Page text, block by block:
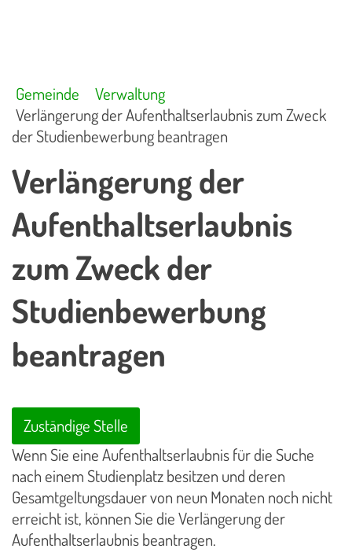
Gemeinde
Verwaltung
Verlängerung der Aufenthaltserlaubnis zum Zweck
der Studienbewerbung beantragen
Verlängerung der
Aufenthaltserlaubnis
zum Zweck der
Studienbewerbung
beantragen
Zuständige Stelle
Wenn Sie eine Aufenthaltserlaubnis für die Suche
nach einem Studienplatz besitzen und deren
Gesamtgeltungsdauer von neun Monaten noch nicht
erreicht ist, können Sie die Verlängerung der
Aufenthaltserlaubnis beantragen.